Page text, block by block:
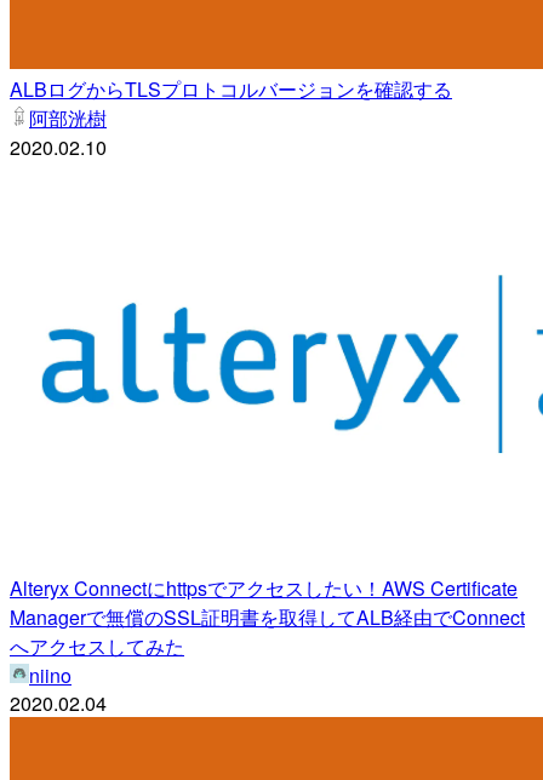
ALBログからTLSプロトコルバージョンを確認する
阿部洸樹
2020.02.10
Alteryx Connectにhttpsでアクセスしたい！AWS Certificate
Managerで無償のSSL証明書を取得してALB経由でConnect
へアクセスしてみた
niino
2020.02.04